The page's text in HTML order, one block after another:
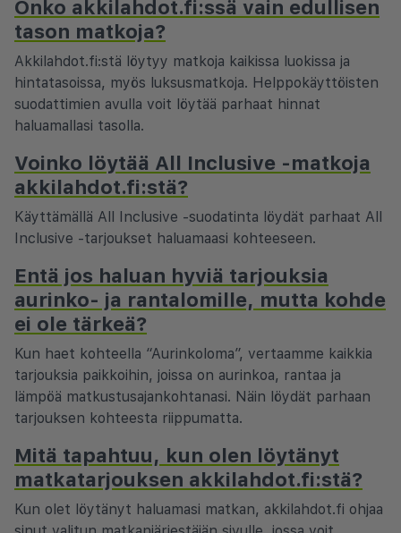
Onko akkilahdot.fi:ssä vain edullisen
tason matkoja?
Akkilahdot.fi:stä löytyy matkoja kaikissa luokissa ja
hintatasoissa, myös luksusmatkoja. Helppokäyttöisten
suodattimien avulla voit löytää parhaat hinnat
haluamallasi tasolla.
Voinko löytää All Inclusive -matkoja
akkilahdot.fi:stä?
Käyttämällä All Inclusive -suodatinta löydät parhaat All
Inclusive -tarjoukset haluamaasi kohteeseen.
Entä jos haluan hyviä tarjouksia
aurinko- ja rantalomille, mutta kohde
ei ole tärkeä?
Kun haet kohteella “Aurinkoloma”, vertaamme kaikkia
tarjouksia paikkoihin, joissa on aurinkoa, rantaa ja
lämpöä matkustusajankohtanasi. Näin löydät parhaan
tarjouksen kohteesta riippumatta.
Mitä tapahtuu, kun olen löytänyt
matkatarjouksen akkilahdot.fi:stä?
Kun olet löytänyt haluamasi matkan, akkilahdot.fi ohjaa